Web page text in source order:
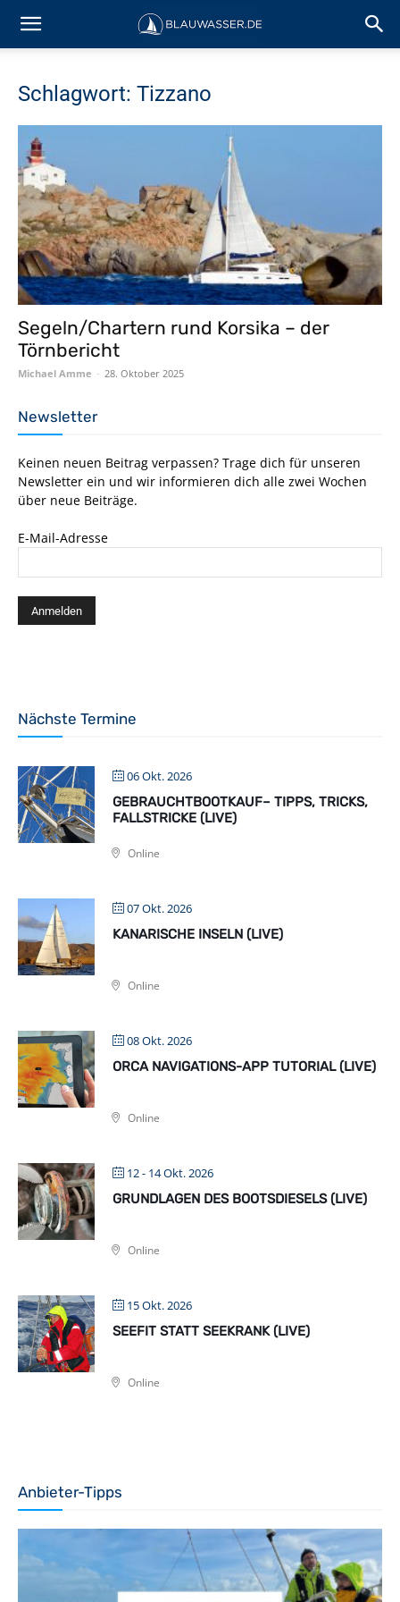
Schlagwort: Tizzano
Segeln/Chartern rund Korsika – der
Törnbericht
Michael Amme - 28. Oktober 2025
Newsletter
Keinen neuen Beitrag verpassen? Trage dich für unseren
Newsletter ein und wir informieren dich alle zwei Wochen
über neue Beiträge.
E-Mail-Adresse
Nächste Termine
06 Okt. 2026
GEBRAUCHTBOOTKAUF– TIPPS, TRICKS,
FALLSTRICKE (LIVE)
Online
07 Okt. 2026
KANARISCHE INSELN (LIVE)
Online
08 Okt. 2026
ORCA NAVIGATIONS-APP TUTORIAL (LIVE)
Online
12 - 14 Okt. 2026
GRUNDLAGEN DES BOOTSDIESELS (LIVE)
Online
15 Okt. 2026
SEEFIT STATT SEEKRANK (LIVE)
Online
Anbieter-Tipps